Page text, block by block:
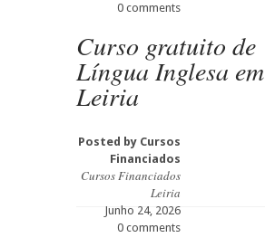
0 comments
Curso gratuito de
Língua Inglesa em
Leiria
Posted by Cursos
Financiados
Cursos Financiados
Leiria
Junho 24, 2026
0 comments